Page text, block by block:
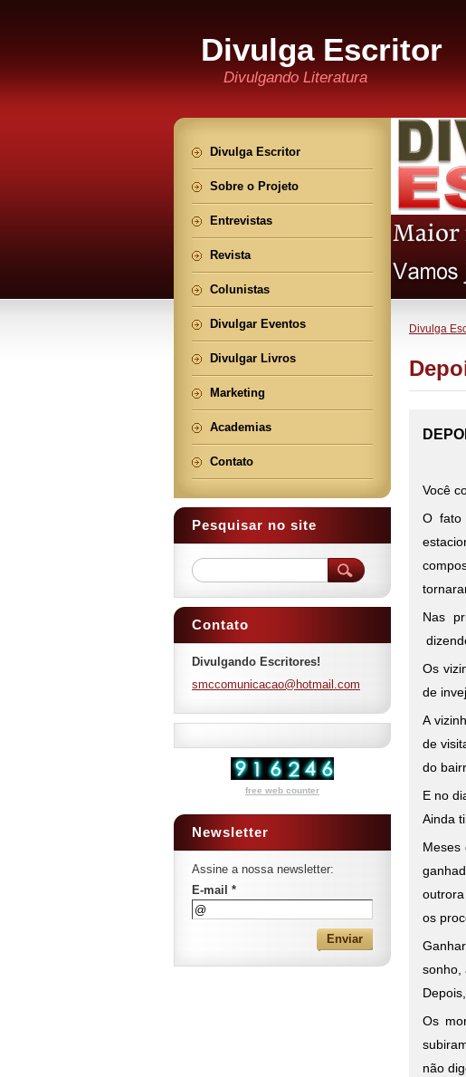
Divulga Escritor
Divulgando Literatura
Divulga
Você
O fato
Nas
Os
de
A
de
do
E no
Ainda
Meses
os
sonho,
Os
não
Divulga Escritor
Sobre o Projeto
Entrevistas
Revista
Colunistas
Divulgar Eventos
Divulgar Livros
Marketing
Academias
Contato
Pesquisar no site
Contato
Divulgando Escritores!
smccomunicacao@hotmail.com
free web counter
Newsletter
Assine a nossa newsletter:
E-mail *